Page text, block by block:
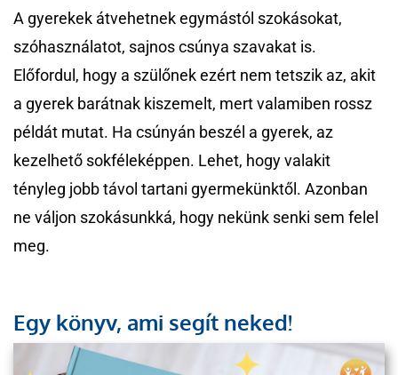
A gyerekek átvehetnek egymástól szokásokat,
szóhasználatot, sajnos csúnya szavakat is.
Előfordul, hogy a szülőnek ezért nem tetszik az, akit
a gyerek barátnak kiszemelt, mert valamiben rossz
példát mutat. Ha csúnyán beszél a gyerek, az
kezelhető sokféleképpen. Lehet, hogy valakit
tényleg jobb távol tartani gyermekünktől. Azonban
ne váljon szokásunkká, hogy nekünk senki sem felel
meg.
Egy könyv, ami segít neked!